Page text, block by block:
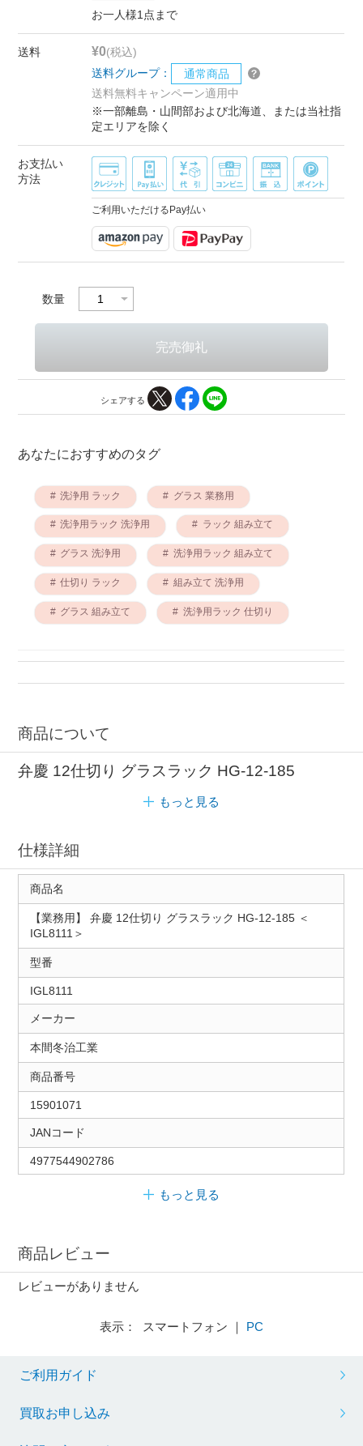
お一人様1点まで
送料 ¥0(税込)
送料グループ：
通常商品
送料無料キャンペーン適用中
※一部離島・山間部および北海道、または当社指
定エリアを除く
お支払い
方法
ご利用いただけるPay払い
数量
シェアする
あなたにおすすめのタグ
洗浄用 ラック グラス 業務用
洗浄用ラック 洗浄用 ラック 組み立て
グラス 洗浄用 洗浄用ラック 組み立て
仕切り ラック 組み立て 洗浄用
グラス 組み立て 洗浄用ラック 仕切り
商品について
弁慶 12仕切り グラスラック HG-12-185
もっと見る
仕様詳細
商品名
【業務用】 弁慶 12仕切り グラスラック HG-12-185 ＜
IGL8111＞
型番
IGL8111
メーカー
本間冬治工業
商品番号
15901071
JANコード
4977544902786
もっと見る
商品レビュー
レビューがありません
表示： スマートフォン ｜ PC
ご利用ガイド
買取お申し込み